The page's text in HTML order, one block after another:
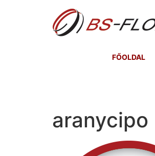
FŐOLDAL
aranycipo